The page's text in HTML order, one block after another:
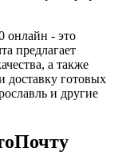
онлайн - это
предлагает
а также
доставку готовых
и другие